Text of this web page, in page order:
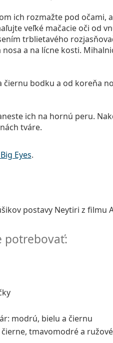
ich rozmažte pod očami,
veľké mačacie oči od
trblietavého
a na lícne kosti.
bodku a od koreňa
ich na hornú peru.
tváre.
Eyes.
postavy Neytiri z filmu
potrebovať:
modrú, bielu a čiernu
tmavomodré a ružové